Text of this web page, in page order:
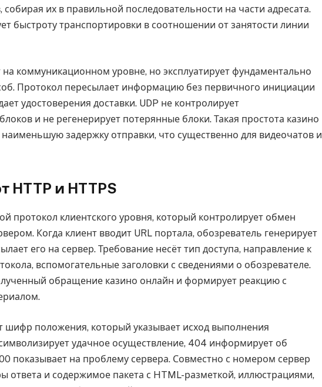
собирая их в правильной последовательности на части адресата.
быстроту транспортировки в соотношении от занятости линии
на коммуникационном уровне, но эксплуатирует фундаментально
Протокол пересылает информацию без первичного инициации
удостоверения доставки. UDP не контролирует
и не регенерирует потерянные блоки. Такая простота казино
наименьшую задержку отправки, что существенно для видеочатов и
HTTP и HTTPS
протокол клиентского уровня, который контролирует обмен
Когда клиент вводит URL портала, обозреватель генерирует
его на сервер. Требование несёт тип доступа, направление к
вспомогательные заголовки с сведениями о обозревателе.
обращение казино онлайн и формирует реакцию с
шифр положения, который указывает исход выполнения
удачное осуществление, 404 информирует об
показывает на проблему сервера. Совместно с номером сервер
ответа и содержимое пакета с HTML-разметкой, иллюстрациями,